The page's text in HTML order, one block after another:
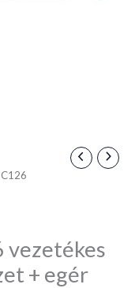
vezetékes
+ egér